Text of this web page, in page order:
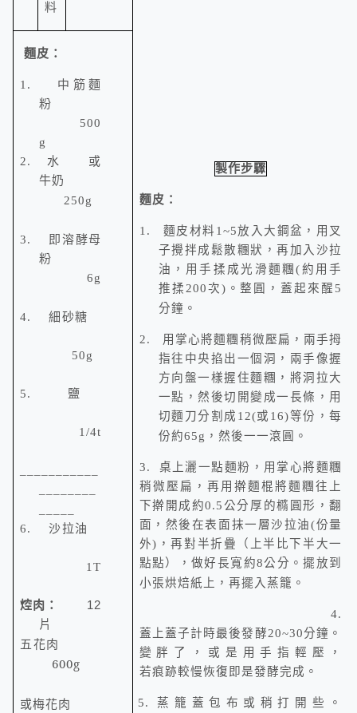
製作步驟
麵皮：
1.麵皮材料 1~5放入大鋼盆，用叉
子攪拌成鬆散糰狀，再加入沙拉
油，用手揉成光滑麵糰(約用手
推揉200次)。整圓，蓋起來醒 5
分鐘。
2. 用掌心將麵糰稍微壓扁，兩手拇
指往中央掐出一個洞，兩手像握
方向盤一樣握住麵糰，將洞拉大
一點，然後切開變成一長條，用
切麵刀分割成 12(或 16)等份，每
份約65g ，然後一一滾圓。
3. 桌上灑一點麵粉，用掌心將麵糰
稍微壓扁，再用擀麵棍將麵糰往上
下擀開成約0.5 公分厚的橢圓形，翻
面，然後在表面抹一層沙拉油(份量
外) ，再對半折疊
（上半比下半大一
點點）
，做好長寬約8公分。擺放到
小張烘焙紙上，再擺入蒸籠。
4.
蓋上蓋子計時最後發酵20~30分鐘。
變胖了，或是 用手指輕壓，
若痕跡較慢恢復即是發酵完成。
5. 蒸籠蓋包布或稍打開些。
料
麵皮：
1. 中筋麵
粉
500
g
2. 水
或
牛奶
250g
3.
即溶酵母
粉
6g
4.細砂糖
50g
5. 鹽
1/4t
6.沙拉油
1T
焢肉：
12
片
五花肉
600g
或梅花肉